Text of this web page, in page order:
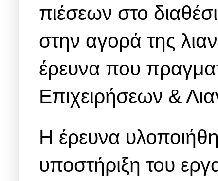
πιέσεων στο
στην αγορά της
έρευνα που
Επιχειρήσεων &
Η έρευνα
υποστήριξη του